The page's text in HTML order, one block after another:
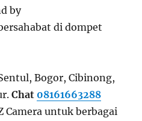
by
di dompet
Bogor, Cibinong,
Chat 08161663288
Camera untuk berbagai